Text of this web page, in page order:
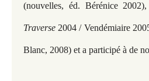
(nouvelles, éd. Bérénice
Traverse 2004 / Vendémiaire
Blanc, 2008) et a participé à de